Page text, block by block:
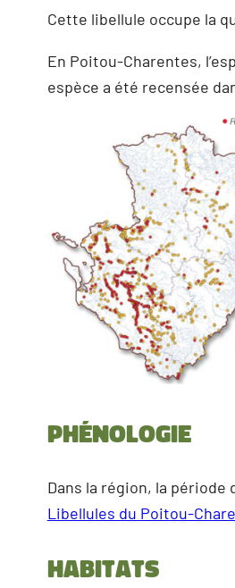
Cette libellule occupe la
En Poitou-Charentes,
espèce a été recensée
Phénologie
Dans la région, la
Libellules du Poitou-
Habitats